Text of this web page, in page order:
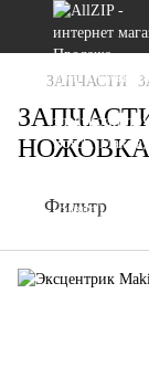
ЗАПЧАСТИ
Фильтр